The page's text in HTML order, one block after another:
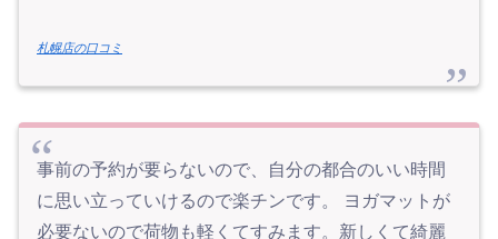
札幌店の口コミ
事前の予約が要らないので、自分の都合のいい時間
に思い立っていけるので楽チンです。 ヨガマットが
必要ないので荷物も軽くてすみます。新しくて綺麗